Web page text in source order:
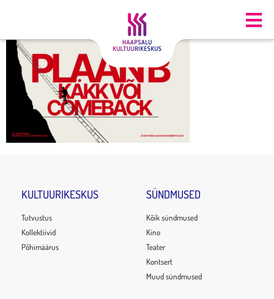
KULTUURIKESKUS
Tutvustus
Kollektiivid
Põhimäärus
SÜNDMUSED
Kõik sündmused
Kino
Teater
Kontsert
Muud sündmused